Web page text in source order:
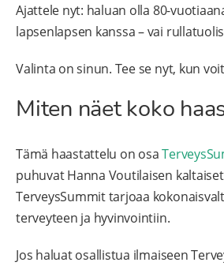
Ajattele nyt: haluan olla 80-
lapsenlapsen kanssa – vai
Valinta on sinun. Tee se nyt, kun
Miten näet koko
Tämä haastattelu on osa
puhuvat Hanna Voutilaisen
TerveysSummit tarjoaa
terveyteen ja hyvinvointiin.
Jos haluat osallistua ilmaiseen